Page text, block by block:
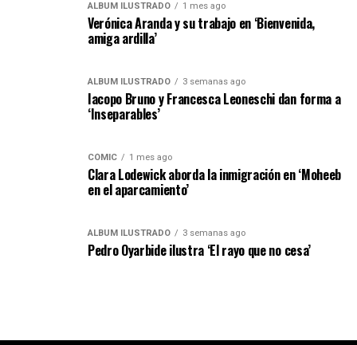
ÁLBUM ILUSTRADO 1 mes ago
Verónica Aranda y su trabajo en ‘Bienvenida,
amiga ardilla’
ÁLBUM ILUSTRADO 3 semanas ago
Iacopo Bruno y Francesca Leoneschi dan forma a
‘Inseparables’
CÓMIC 1 mes ago
Clara Lodewick aborda la inmigración en ‘Moheeb
en el aparcamiento’
ÁLBUM ILUSTRADO 3 semanas ago
Pedro Oyarbide ilustra ‘El rayo que no cesa’